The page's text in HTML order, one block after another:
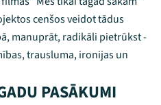
cenšos veidot tādus
manuprāt, radikāli pietrūkst -
trausluma, ironijas un
PASĀKUMI